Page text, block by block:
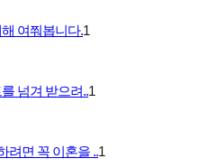
여쭤봅니다.1
넘겨 받으려..1
려면 꼭 이혼을 ..1